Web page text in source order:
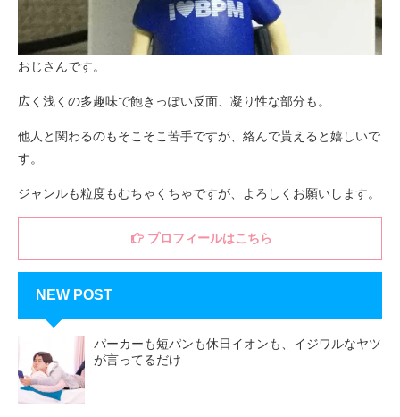
おじさんです。
広く浅くの多趣味で飽きっぽい反面、凝り性な部分も。
他人と関わるのもそこそこ苦手ですが、絡んで貰えると嬉しいで
す。
ジャンルも粒度もむちゃくちゃですが、よろしくお願いします。
プロフィールはこちら
NEW POST
パーカーも短パンも休日イオンも、イジワルなヤツ
が言ってるだけ